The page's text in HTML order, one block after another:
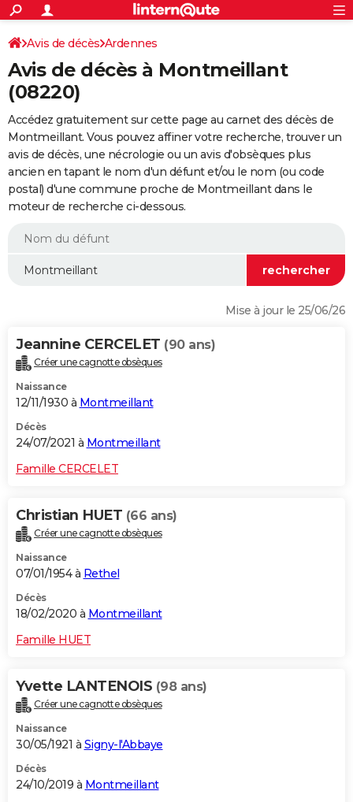
ACTUALITÉS
Politique
Société
Faits Divers
Education
Monde
Villes
+
SPORT
Coupe du monde 2026
Football
Tennis
Cyclisme
Rugby
Forum
FINANCE
Retraite
Impôts
Epargne
Immobilier
Risques naturels par ville
Banque
Assurance
Crédit
Essais
Réserver un essai
Citadines
Berlines
SUV
Forum auto
+
HIGH-TECH
Mobiles
Meilleur smartphone
Internet
Ordinateurs
Jeux vidéo
Guide high-tech
+BRICOLAGE
Forum
Aménagement intérieur
Extérieur
Cuisine
Salle de bains
Jardinage
Rangement
WEEK-END
Guides de France
Escapades
Patrimoine
Expositions
Musées
Week-end nature
LIFESTYLE
Alimentation
Guide de la santé
Maladies
Médicaments
Sommeil
VOYAGE
Destinations
City break
Voyage nature
Voyage de noces
Forum
Climat
+PHOTO
GUIDES D'ACHAT
BONS PLANS
CARTE DE VOEUX
Dictionnaire
Biographies
Citations
Expressions
Proverbes
PROGRAMME TV
COPAINS D'AVANT
S'inscrire
Se connecter
Lycées
Collèges
Primaires
Universités
Entreprises
Service militaire
Avis de recherche
AVIS DE DÉCÈS
Avis de décès Ardennes
Avis de décès à Montmeillant
(08220)
Accédez gratuitement sur cette page au carnet des décès de
Montmeillant. Vous pouvez affiner votre recherche, trouver un
avis de décès, une nécrologie ou un avis d'obsèques plus
ancien en tapant le nom d'un défunt et/ou le nom (ou code
postal) d'une commune proche de Montmeillant dans le
moteur de recherche ci-dessous.
Mise à jour le 25/06/26
Jeannine CERCELET (90 ans)
Créer une cagnotte obsèques
Naissance
12/11/1930 à Montmeillant
Décès
24/07/2021 à Montmeillant
Famille CERCELET
Christian HUET (66 ans)
Créer une cagnotte obsèques
Naissance
07/01/1954 à Rethel
Décès
18/02/2020 à Montmeillant
Famille HUET
Yvette LANTENOIS (98 ans)
Créer une cagnotte obsèques
Naissance
30/05/1921 à Signy-l'Abbaye
Décès
24/10/2019 à Montmeillant